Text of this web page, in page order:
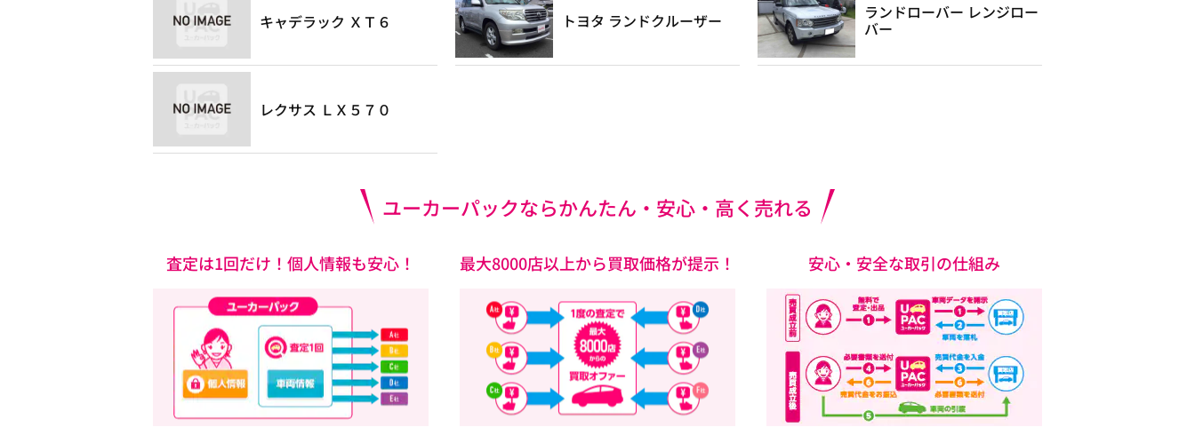
キャデラック ＸＴ６ トヨタ ランドクルーザー ランドローバー レンジロー
バー
レクサス ＬＸ５７０
ユーカーパックならかんたん・安心・高く売れる
査定は1回だけ！個人情報も安心！ 最大8000店以上から買取価格が提示！ 安心・安全な取引の仕組み